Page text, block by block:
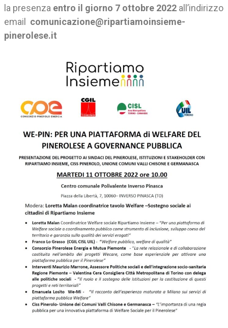
la presenza entro il giorno 7 ottobre 2022all’indirizzo
email comunicazione@ripartiamoinsieme-
pinerolese.it